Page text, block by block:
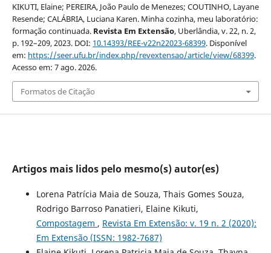
KIKUTI, Elaine; PEREIRA, João Paulo de Menezes; COUTINHO, Layane
Resende; CALÁBRIA, Luciana Karen. Minha cozinha, meu laboratório:
formação continuada. Revista Em Extensão, Uberlândia, v. 22, n. 2,
p. 192–209, 2023. DOI: 10.14393/REE-v22n22023-68399. Disponível
em: https://seer.ufu.br/index.php/revextensao/article/view/68399.
Acesso em: 7 ago. 2026.
Formatos de Citação
Artigos mais lidos pelo mesmo(s) autor(es)
Lorena Patrícia Maia de Souza, Thais Gomes Souza,
Rodrigo Barroso Panatieri, Elaine Kikuti,
Compostagem , Revista Em Extensão: v. 19 n. 2 (2020):
Em Extensão (ISSN: 1982-7687)